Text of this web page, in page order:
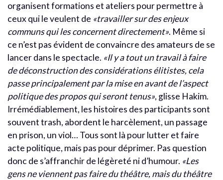
organisent formations et ateliers pour permettre à
ceux qui le veulent de «travailler sur des enjeux
communs qui les concernent directement». Même si
ce n’est pas évident de convaincre des amateurs de se
lancer dans le spectacle. «Il y a tout un travail à faire
de déconstruction des considérations élitistes, cela
passe principalement par la mise en avant de l’aspect
politique des propos qui seront tenus», glisse Hakim.
Irrémédiablement, les histoires des participants sont
souvent trash, abordent le harcèlement, un passage
en prison, un viol… Tous sont là pour lutter et faire
acte politique, mais pas pour déprimer. Pas question
donc de s’affranchir de légèreté ni d’humour. «Les
gens ne viennent pas faire du théâtre, mais du théâtre